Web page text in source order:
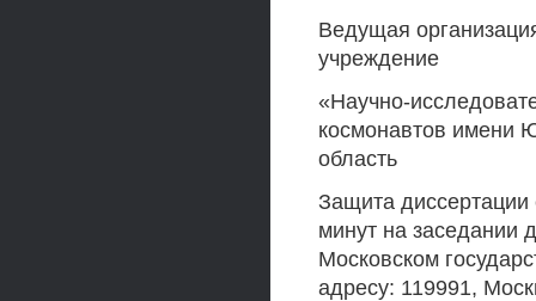
Ведущая
учреждение
«Научно-
космонавтов имени
область
Защита диссертации
минут на заседании
Московском
адресу: 119991,